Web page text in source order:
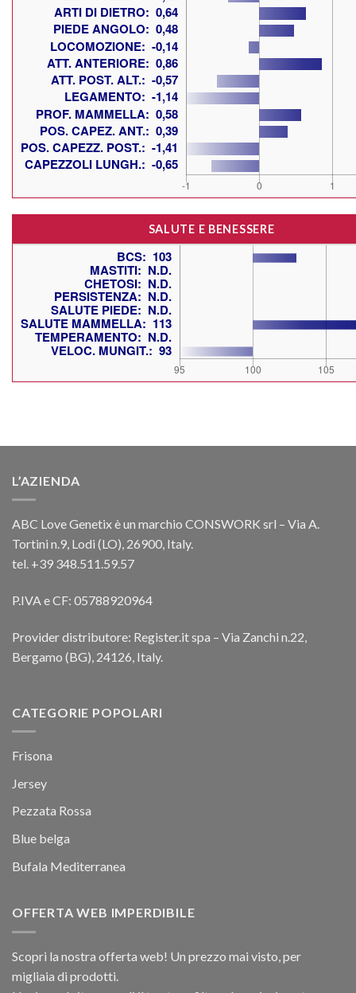
SALUTE E BENESSERE
L’AZIENDA
ABC Love Genetix è un marchio CONSWORK srl – Via A.
Tortini n.9, Lodi (LO), 26900, Italy.
tel. +39 348.511.59.57
P.IVA e CF: 05788920964
Provider distributore: Register.it spa – Via Zanchi n.22,
Bergamo (BG), 24126, Italy.
CATEGORIE POPOLARI
Frisona
Jersey
Pezzata Rossa
Blue belga
Bufala Mediterranea
OFFERTA WEB IMPERDIBILE
Scopri la nostra offerta web! Un prezzo mai visto, per
migliaia di prodotti.